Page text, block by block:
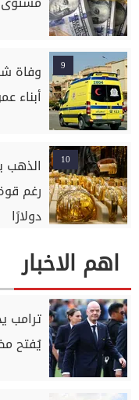
9
وفاة
أبناء
10
دولارًا
اهم الاخبار
ترامب
يُفتح